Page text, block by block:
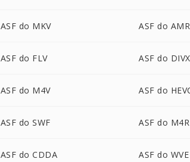
ASF do MKV ASF do AMR
ASF do FLV ASF do DIVX
ASF do M4V ASF do
ASF do SWF ASF do M4R
ASF do CDDA ASF do WVE